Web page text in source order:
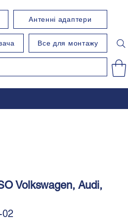
Антенні адаптери
Все для монтажу
Volkswagen, Audi,
02